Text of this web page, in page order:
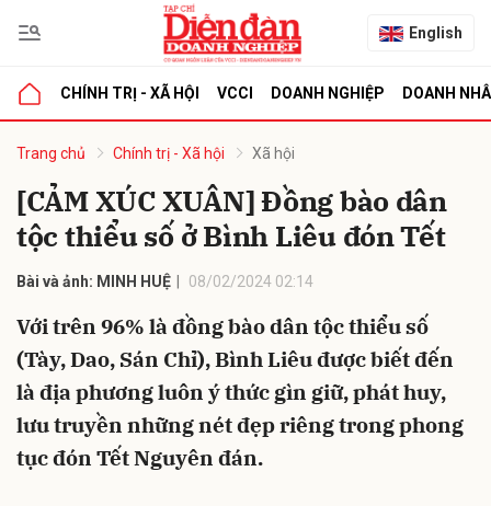
English
CHÍNH TRỊ - XÃ HỘI VCCI DOANH NGHIỆP DOANH
Trang chủ Chính trị - Xã hội Xã hội
[CẢM XÚC XUÂN] Đồng bào dân
tộc thiểu số ở Bình Liêu đón Tết
Bài và ảnh: MINH HUỆ 08/02/2024 02:14
Với trên 96% là đồng bào dân tộc thiểu số
(Tày, Dao, Sán Chỉ), Bình Liêu được biết đến
là địa phương luôn ý thức gìn giữ, phát huy,
lưu truyền những nét đẹp riêng trong phong
tục đón Tết Nguyên đán.
luận
Hủy